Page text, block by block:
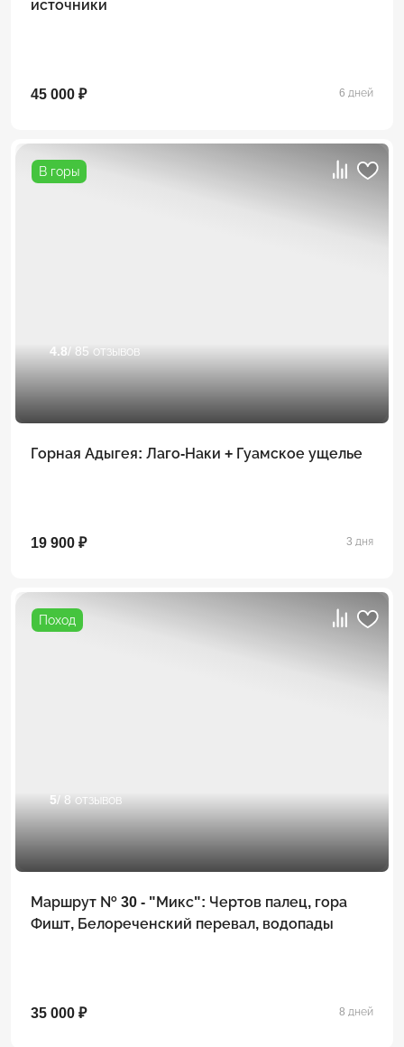
источники
45 000 ₽ 6 дней
В горы
4.8/ 85 отзывов
Горная Адыгея: Лаго-Наки + Гуамское ущелье
19 900 ₽ 3 дня
Поход
5/ 8 отзывов
Маршрут № 30 - "Микс": Чертов палец, гора
Фишт, Белореченский перевал, водопады
35 000 ₽ 8 дней